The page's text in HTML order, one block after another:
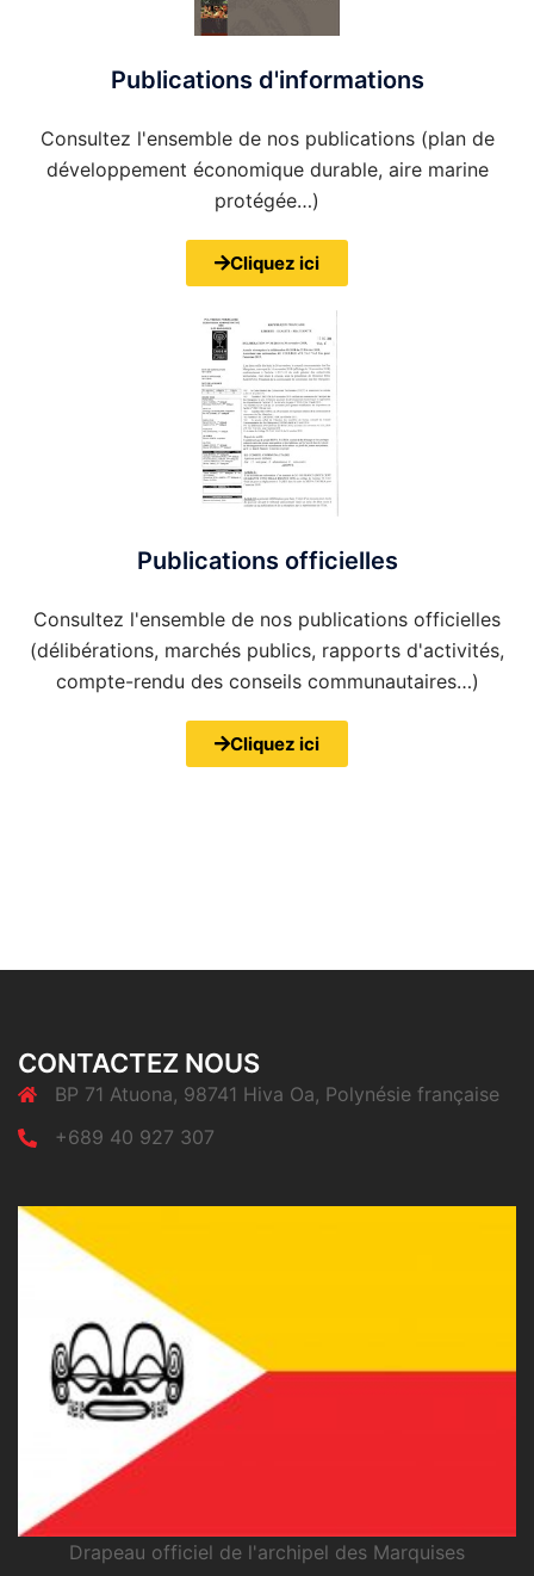
Publications d'informations
Consultez l'ensemble de nos publications (plan de
développement économique durable, aire marine
protégée…)
Cliquez ici
Publications officielles
Consultez l'ensemble de nos publications officielles
(délibérations, marchés publics, rapports d'activités,
compte-rendu des conseils communautaires…)
Cliquez ici
CONTACTEZ NOUS
BP 71 Atuona, 98741 Hiva Oa, Polynésie française
+689 40 927 307
Drapeau officiel de l'archipel des Marquises